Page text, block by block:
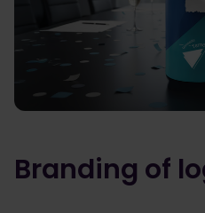
Branding of